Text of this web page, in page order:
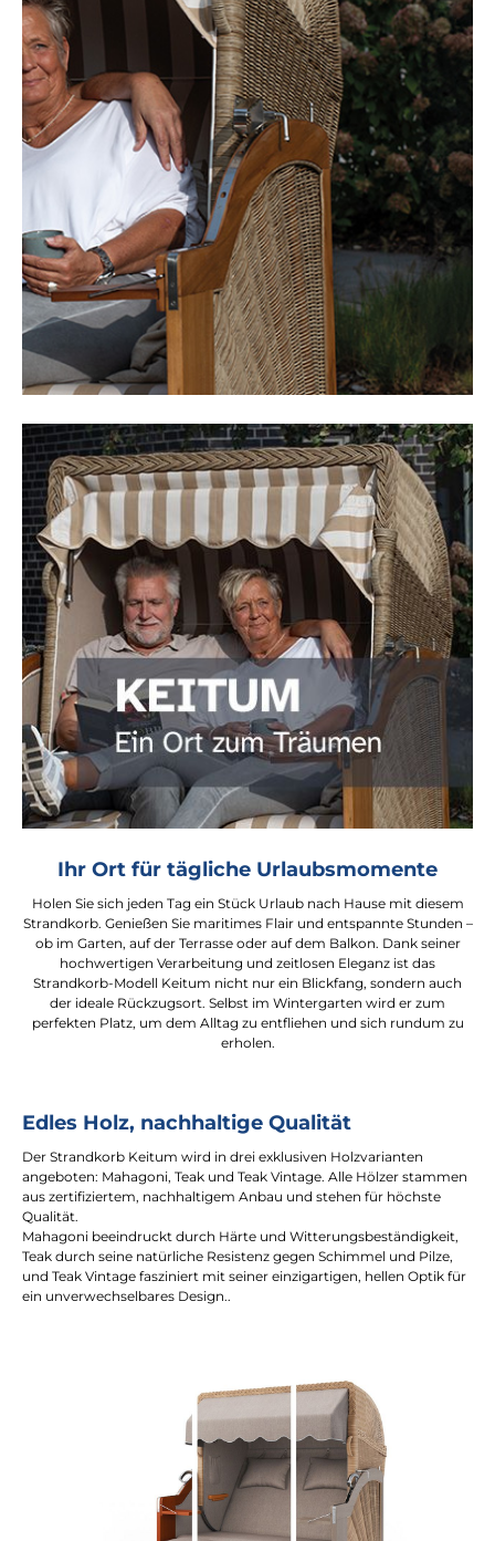
Ihr Ort für tägliche Urlaubsmomente
Holen Sie sich jeden Tag ein Stück Urlaub nach Hause mit diesem
Strandkorb. Genießen Sie maritimes Flair und entspannte Stunden –
ob im Garten, auf der Terrasse oder auf dem Balkon. Dank seiner
hochwertigen Verarbeitung und zeitlosen Eleganz ist das
Strandkorb-Modell Keitum nicht nur ein Blickfang, sondern auch
der ideale Rückzugsort. Selbst im Wintergarten wird er zum
perfekten Platz, um dem Alltag zu entfliehen und sich rundum zu
erholen.
Edles Holz, nachhaltige Qualität
Der Strandkorb Keitum wird in drei exklusiven Holzvarianten
angeboten: Mahagoni, Teak und Teak Vintage. Alle Hölzer stammen
aus zertifiziertem, nachhaltigem Anbau und stehen für höchste
Qualität.
Mahagoni beeindruckt durch Härte und Witterungsbeständigkeit,
Teak durch seine natürliche Resistenz gegen Schimmel und Pilze,
und Teak Vintage fasziniert mit seiner einzigartigen, hellen Optik für
ein unverwechselbares Design..